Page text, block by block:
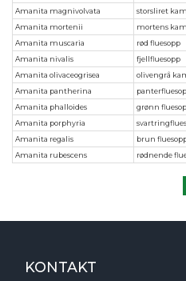
Amanita magnivolvata
storsliret
Amanita mortenii
mortens
Amanita muscaria
rød fluesopp
Amanita nivalis
fjellfluesopp
Amanita olivaceogrisea
olivengrå
Amanita pantherina
Amanita phalloides
grønn
Amanita porphyria
Amanita regalis
brun
Amanita rubescens
rødnende
KONTAKT